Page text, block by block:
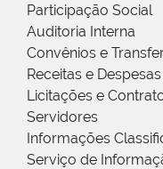
Participação Social
Auditoria Interna
Convênios e
Receitas e Despesas
Licitações e
Servidores
Informações
Serviço de